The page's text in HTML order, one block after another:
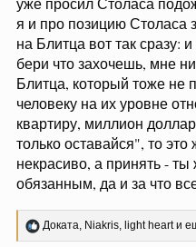
я и про позицию Столаса
на Блитца вот так сразу:
бери что захочешь, мне
Блитца, который тоже не
человеку на их уровне
квартиру, миллион
только оставайся", то
некрасиво, а принять -
обязанным, да и за что
Р
е
Доката, Niakris, light heartи